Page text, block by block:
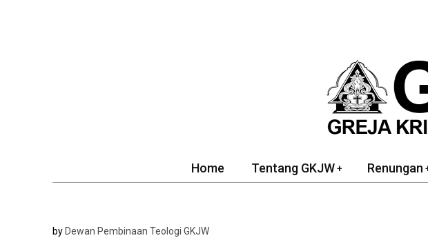
Home Tentang GKJW Renungan
by Dewan Pembinaan Teologi GKJW